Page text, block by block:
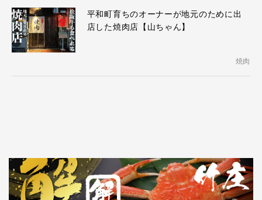
平和町育ちのオーナーが地元のために出
店した焼肉店【山ちゃん】
焼肉